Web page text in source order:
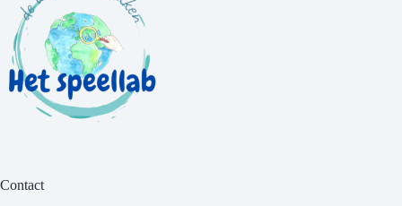
Contact